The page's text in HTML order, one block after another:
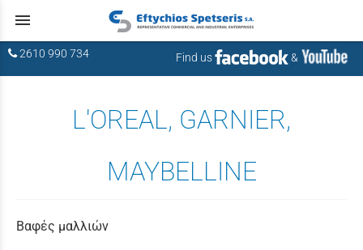
menu
2610 990 734 Find us &
L'OREAL, GARNIER,
MAYBELLINE
Βαφές μαλλιών